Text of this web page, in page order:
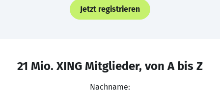
Jetzt registrieren
21 Mio. XING Mitglieder, von A bis Z
Nachname: